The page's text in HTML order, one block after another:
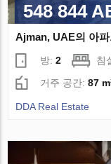
548 844
Ajman, UAE의 아
방:2 침
거주 공간:87
DDA Real Estate